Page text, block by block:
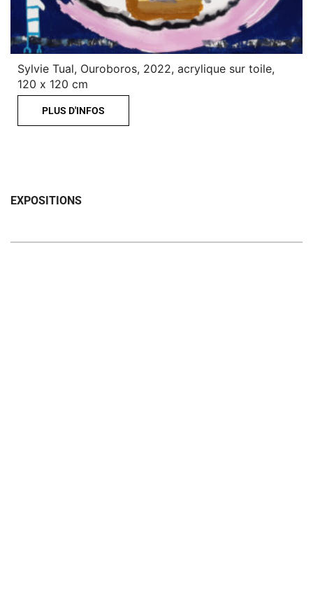
Sylvie Tual, Ouroboros, 2022, acrylique sur toile,
120 x 120 cm
PLUS D'INFOS
EXPOSITIONS